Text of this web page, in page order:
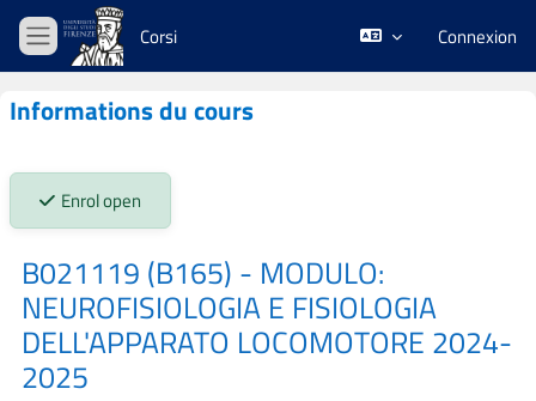
Passer au contenu principal
Panneau latéral
Corsi Connexion
Informations du cours
Stato iscrizioni:
Enrol open
B021119 (B165) - MODULO:
NEUROFISIOLOGIA E FISIOLOGIA
DELL'APPARATO LOCOMOTORE 2024-
2025